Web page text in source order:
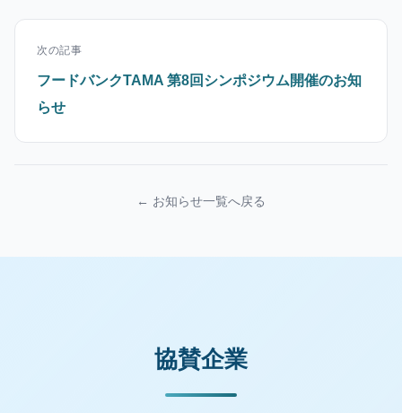
次の記事
フードバンクTAMA 第8回シンポジウム開催のお知
らせ
← お知らせ一覧へ戻る
協賛企業